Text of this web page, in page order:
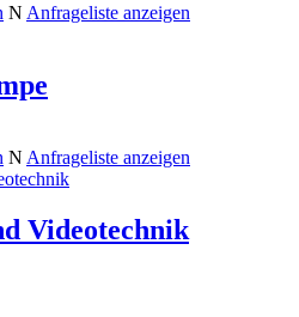
N Anfrageliste anzeigen
N Anfrageliste anzeigen
Videotechnik